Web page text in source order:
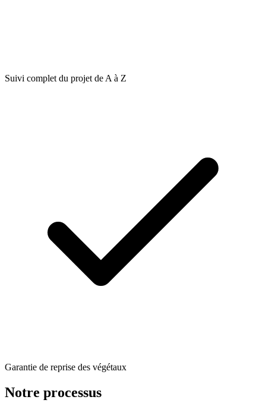
Suivi complet du projet de A à Z
Garantie de reprise des végétaux
Notre processus